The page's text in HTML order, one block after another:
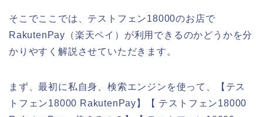
そこでここでは、テストフェン18000のお店で
RakutenPay（楽天ペイ）が利用できるのかどうかを分
かりやすく解説させていただきます。
まず、最初に私自身、検索エンジンを使って、【テス
トフェン18000 RakutenPay】【 テストフェン18000